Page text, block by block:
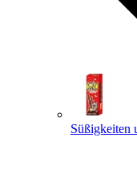
Süßigkeiten